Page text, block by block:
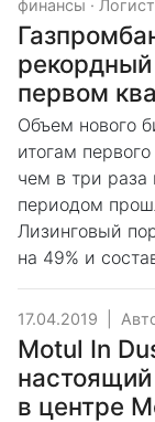
финансы ·
рекордный
первом
Объем нового
итогам
чем в три раза
периодом
Лизинговый
на 49% и
17.04.2019
Motul In
в центре